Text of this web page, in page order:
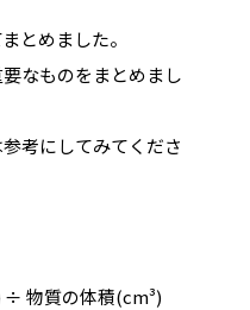
とめました。
なものをまとめまし
考にしてみてくださ
÷ 物質の体積(cm³)